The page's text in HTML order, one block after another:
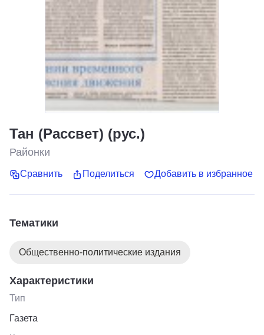
Тан (Рассвет) (рус.)
Районки
Сравнить Поделиться Добавить в избранное
Тематики
Общественно-политические издания
Характеристики
Тип
Газета